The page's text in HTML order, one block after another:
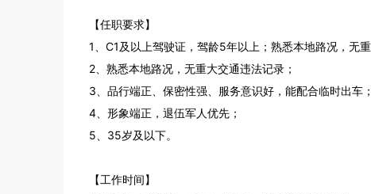
【任职要求】
1、C1及以上驾驶证，驾龄5年以上；熟悉本地路况，无
2、熟悉本地路况，无重大交通违法记录；
3、品行端正、保密性强、服务意识好，能配合临时出车；
4、形象端正，退伍军人优先；
5、35岁及以下。
【工作时间】